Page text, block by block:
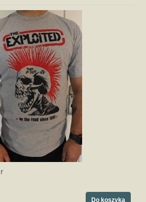
Do koszyka